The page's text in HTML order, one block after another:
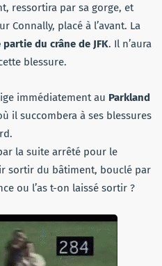
ressortira par sa gorge, et
Connally, placé à l’avant. La
du crâne de JFK. Il n’aura
blessure.
immédiatement au Parkland
il succombera à ses blessures
la suite arrêté pour le
sortir du bâtiment, bouclé par
ou l’as t-on laissé sortir ?